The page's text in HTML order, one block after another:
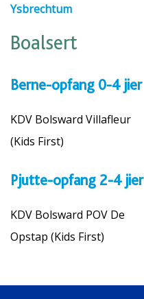
Ysbrechtum
Boalsert
Berne-opfang 0-4 jier
KDV Bolsward Villafleur
(Kids First)
Pjutte-opfang 2-4 jier
KDV Bolsward POV De
Opstap (Kids First)